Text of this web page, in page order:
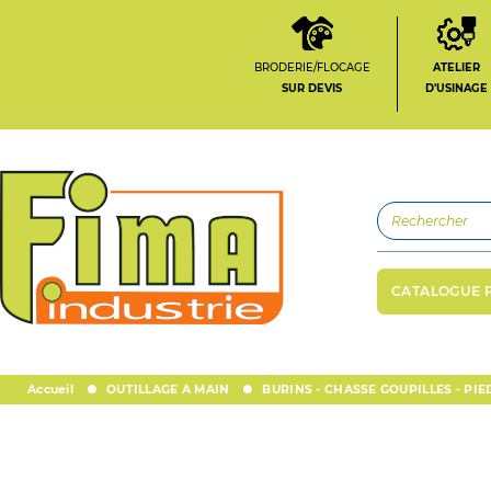
BRODERIE/FLOCAGE
SUR DEVIS
ATELIER
D'USINAGE
CATALOGUE
Accueil OUTILLAGE A MAIN BURINS - CHASSE GOUPILLES -